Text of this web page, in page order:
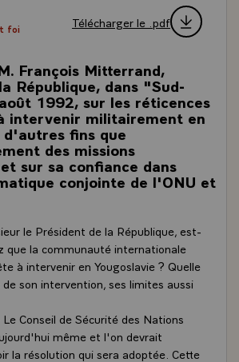
foi
Télécharger le .pdf
François Mitterrand,
République, dans "Sud-
1992, sur les réticences
intervenir militairement en
d'autres fins que
des missions
sur sa confiance dans
conjointe de l'ONU et
le Président de la République, est-
que la communauté internationale
à intervenir en Yougoslavie ? Quelle
son intervention, ses limites aussi
Conseil de Sécurité des Nations
même et l'on devrait
la résolution qui sera adoptée. Cette